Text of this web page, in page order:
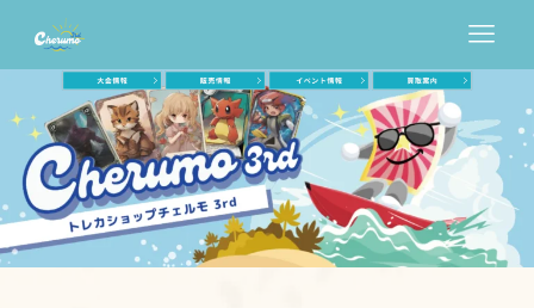
大会情報
販売情報
イベント情報